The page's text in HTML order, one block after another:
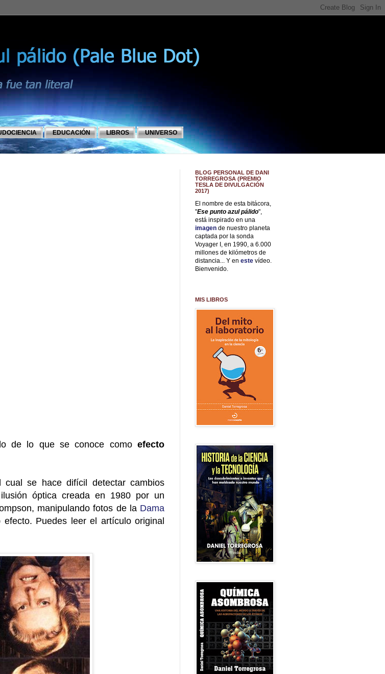
EDUCACIÓN LIBROS UNIVERSO
de lo que se conoce como efecto
se hace difícil detectar cambios
óptica creada en 1980 por un
manipulando fotos de la Dama
Puedes leer el artículo original
BLOG PERSONAL DE DANI
TORREGROSA (PREMIO
TESLA DE DIVULGACIÓN
2017)
El nombre de esta bitácora,
"Ese punto azul pálido",
está inspirado en una
imagen de nuestro planeta
captada por la sonda
Voyager I, en 1990, a 6.000
millones de kilómetros de
distancia... Y en este vídeo.
Bienvenido.
MIS LIBROS